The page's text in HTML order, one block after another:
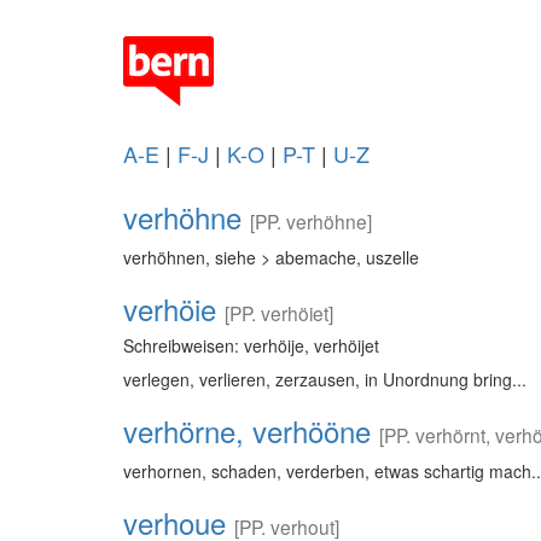
A-E | F-J | K-O | P-T | U-Z
verhöhne [PP. verhöhne]
verhöhnen, siehe > abemache, uszelle
verhöie [PP. verhöiet]
Schreibweisen: verhöije, verhöijet
verlegen, verlieren, zerzausen, in Unordnung bring...
verhörne, verhööne [PP. verhörnt,
verhornen, schaden, verderben, etwas schartig
verhoue [PP. verhout]